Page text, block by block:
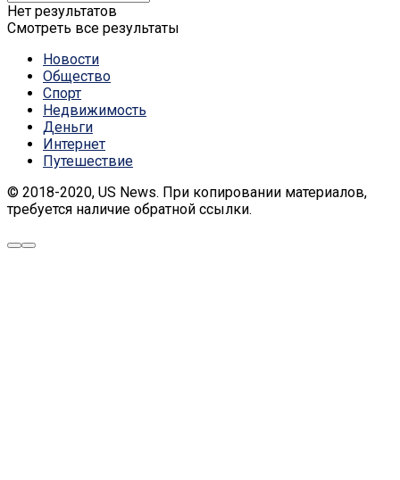
Нет результатов
Смотреть все результаты
Новости
Общество
Спорт
Недвижимость
Деньги
Интернет
Путешествие
© 2018-2020, US News. При копировании материалов,
требуется наличие обратной ссылки.